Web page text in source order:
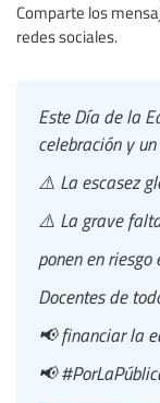
Comparte los
redes sociales.
Este Día de la
celebración y
⚠️ La escasez
⚠️ La grave
ponen en
Docentes de
📢 financiar la
📢